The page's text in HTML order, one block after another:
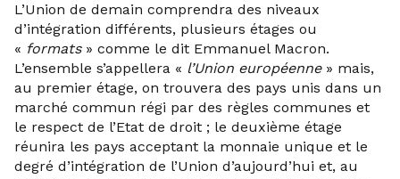
L’Union de demain comprendra des niveaux
d’intégration différents, plusieurs étages ou
« formats» comme le dit Emmanuel Macron.
L’ensemble s’appellera « l’Union européenne» mais,
au premier étage, on trouvera des pays unis dans un
marché commun régi par des règles communes et
le respect de l’Etat de droit ; le deuxième étage
réunira les pays acceptant la monnaie unique et le
degré d’intégration de l’Union d’aujourd’hui et, au